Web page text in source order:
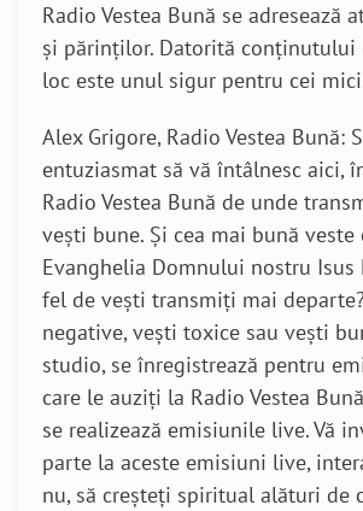
Radio Vestea Bună se adresează
și părinților. Datorită conținutului
loc este unul sigur pentru cei
Alex Grigore, Radio Vestea Bună:
entuziasmat să vă întâlnesc aici,
Radio Vestea Bună de unde
vești bune. Și cea mai bună veste
Evanghelia Domnului nostru Isus
fel de vești transmiți mai
negative, vești toxice sau vești
studio, se înregistrează pentru
care le auziți la Radio Vestea
se realizează emisiunile live. Vă
parte la aceste emisiuni live,
nu, să creșteți spiritual alături de